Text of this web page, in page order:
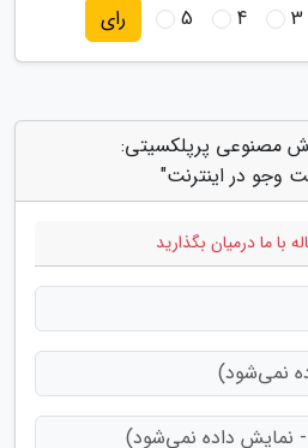
3
4
5 رای
مصنوعی پرپلکسیتی:
وجو در اینترنت"
با ما درمیان بگذارید